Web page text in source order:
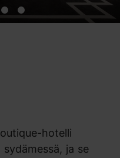
hotelli
ja se